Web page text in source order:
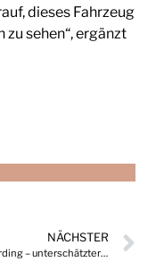
dieses Fahrzeug
sehen“, ergänzt
NÄCHSTER
Offboarding – unterschätzter Erfolgsfaktor im Employer Branding